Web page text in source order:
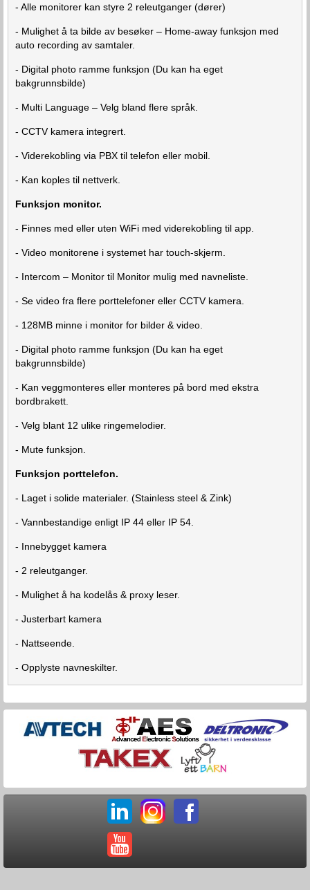
- Alle monitorer kan styre 2 releutganger (dører)
- Mulighet å ta bilde av besøker – Home-away funksjon med
auto recording av samtaler.
- Digital photo ramme funksjon (Du kan ha eget
bakgrunnsbilde)
- Multi Language – Velg bland flere språk.
- CCTV kamera integrert.
- Viderekobling via PBX til telefon eller mobil.
- Kan koples til nettverk.
Funksjon monitor.
- Finnes med eller uten WiFi med viderekobling til app.
- Video monitorene i systemet har touch-skjerm.
- Intercom – Monitor til Monitor mulig med navneliste.
- Se video fra flere porttelefoner eller CCTV kamera.
- 128MB minne i monitor for bilder & video.
- Digital photo ramme funksjon (Du kan ha eget
bakgrunnsbilde)
- Kan veggmonteres eller monteres på bord med ekstra
bordbrakett.
- Velg blant 12 ulike ringemelodier.
- Mute funksjon.
Funksjon porttelefon.
- Laget i solide materialer. (Stainless steel & Zink)
- Vannbestandige enligt IP 44 eller IP 54.
- Innebygget kamera
- 2 releutganger.
- Mulighet å ha kodelås & proxy leser.
- Justerbart kamera
- Nattseende.
- Opplyste navneskilter.